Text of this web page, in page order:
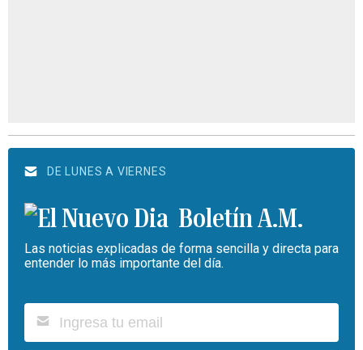
DE LUNES A VIERNES
Boletín A.M.
Las noticias explicadas de forma sencilla y directa para
entender lo más importante del día.